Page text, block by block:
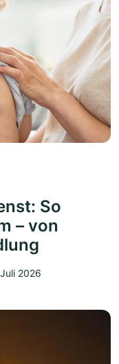
So
– von
2026